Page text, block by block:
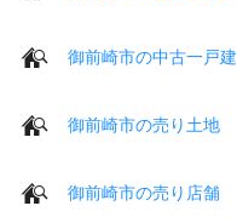
御前崎市の中古一戸
御前崎市の売り土地
御前崎市の売り店舗